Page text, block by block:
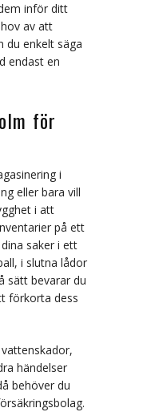
inför ditt
av att
du enkelt säga
endast en
för
i
eller bara vill
i att
på ett
saker i ett
i slutna lådor
sätt bevarar du
förkorta dess
händelser
behöver du